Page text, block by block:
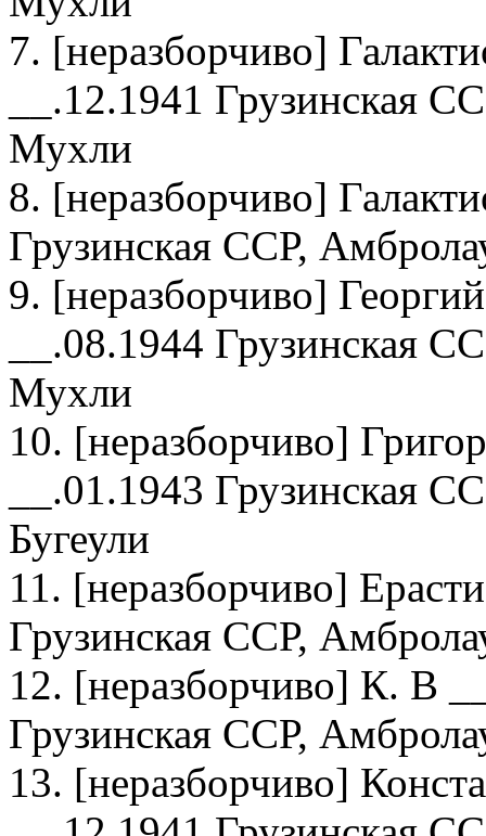
7. [неразборчиво]
__.12.1941 Грузинская
Мухли
8. [неразборчиво]
Грузинская ССР,
9. [неразборчиво]
__.08.1944 Грузинская
Мухли
10. [неразборчиво]
__.01.1943 Грузинская
Бугеули
11. [неразборчиво]
Грузинская ССР,
12. [неразборчиво] К. В
Грузинская ССР,
13. [неразборчиво]